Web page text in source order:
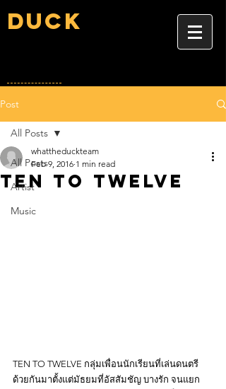
Duck
Post
All Posts
Artist
Music
All Posts
Ten To Twelve
whattheduckteam
Feb 9, 2016 1 min read
TEN TO TWELVE กลุ่มเพื่อนนักเรียนที่เล่นดนตรี
ด้วยกันมาตั้งแต่มัธยมที่อัสสัมชัญ บางรัก จนแยก